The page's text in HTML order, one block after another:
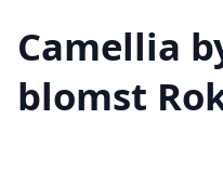
Camellia
blomst